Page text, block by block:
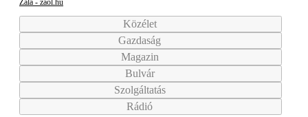
Zala - zaol.hu
Közélet
Gazdaság
Magazin
Bulvár
Szolgáltatás
Rádió